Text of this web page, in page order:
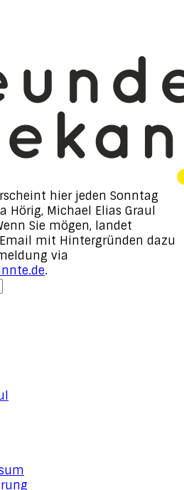
Elias Graul & Korbinian
hier jeden Sonntag
Hörig, Michael Elias Graul
Sie mögen, landet
mit Hintergründen dazu
via
.